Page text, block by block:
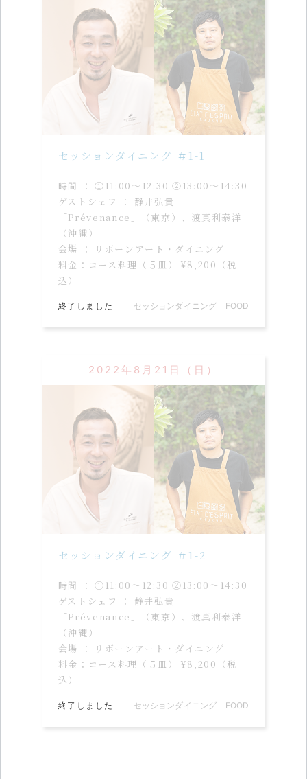
セッションダイニング ＃1-1
時間 ： ①11:00〜12:30 ②13:00〜14:30
ゲストシェフ ： 静井弘貴
「Prévenance」（東京）、渡真利泰洋
（沖縄）
会場 ： リボーンアート・ダイニング
料金：コース料理（５皿） ¥8,200（税
込）
終了しました セッションダイニング FOOD
2022年8月21日（日）
セッションダイニング ＃1-2
時間 ： ①11:00〜12:30 ②13:00〜14:30
ゲストシェフ ： 静井弘貴
「Prévenance」（東京）、渡真利泰洋
（沖縄）
会場 ： リボーンアート・ダイニング
料金：コース料理（５皿） ¥8,200（税
込）
終了しました セッションダイニング FOOD